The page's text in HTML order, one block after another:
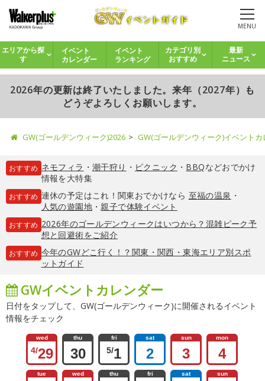
MENU
エリアから探
す
イベント
カレンダー
イベント
ランキング
カテゴリ別
おすすめ
最新
ニュース
2026年の更新は終了いたしました。来年（2027年）も
どうぞよろしくお願いします。
GW(ゴールデンウィーク)2026 GW(ゴールデンウィーク)イベント
おすすめ ネモフィラ ・ 潮干狩り ・ ピクニック ・ BBQなどおでかけ
情報を大特集
おすすめ 連休の予定はこれ！関東おでかけなら 至福の温泉 ・
人気の遊園地・親子で体験イベント
おすすめ 2026年のゴールデンウィークはいつから？混雑ピーク予
想と回避術をご紹介
おすすめ 今年のGWどこ行く！？関東・関西・東海エリア別スポ
ットガイド
GWイベントカレンダー
日付をタップして、GW(ゴールデンウィーク)に開催されるイベント
情報をチェック
wed
4/29
thu
30
fri
5/1
sat
2
sun
3
mon
4
tue wed thu fri sat sun